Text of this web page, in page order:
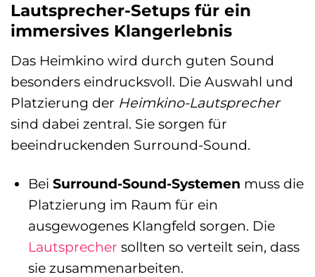
Lautsprecher-Setups für ein
immersives Klangerlebnis
Das Heimkino wird durch guten Sound
besonders eindrucksvoll. Die Auswahl und
Platzierung der Heimkino-Lautsprecher
sind dabei zentral. Sie sorgen für
beeindruckenden Surround-Sound.
Bei Surround-Sound-Systemen muss die
Platzierung im Raum für ein
ausgewogenes Klangfeld sorgen. Die
Lautsprecher sollten so verteilt sein, dass
sie zusammenarbeiten.